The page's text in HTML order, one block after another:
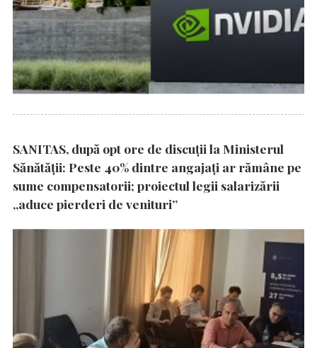
SANITAS, după opt ore de discuții la Ministerul
Sănătății: Peste 40% dintre angajați ar rămâne pe
sume compensatorii; proiectul legii salarizării
„aduce pierderi de venituri”